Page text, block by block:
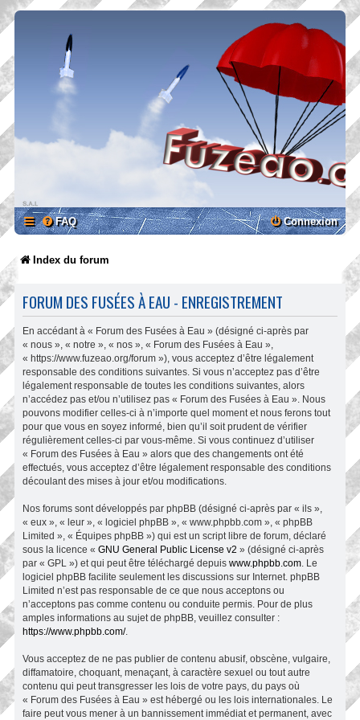
FAQ Connexion
Index du forum
FORUM DES FUSÉES À EAU - ENREGISTREMENT
En accédant à « Forum des Fusées à Eau » (désigné ci-après par
« nous », « notre », « nos », « Forum des Fusées à Eau »,
« https://www.fuzeao.org/forum »), vous acceptez d’être légalement
responsable des conditions suivantes. Si vous n’acceptez pas d’être
légalement responsable de toutes les conditions suivantes, alors
n’accédez pas et/ou n’utilisez pas « Forum des Fusées à Eau ». Nous
pouvons modifier celles-ci à n’importe quel moment et nous ferons tout
pour que vous en soyez informé, bien qu’il soit prudent de vérifier
régulièrement celles-ci par vous-même. Si vous continuez d’utiliser
« Forum des Fusées à Eau » alors que des changements ont été
effectués, vous acceptez d’être légalement responsable des conditions
découlant des mises à jour et/ou modifications.
Nos forums sont développés par phpBB (désigné ci-après par « ils »,
« eux », « leur », « logiciel phpBB », « www.phpbb.com », « phpBB
Limited », « Équipes phpBB ») qui est un script libre de forum, déclaré
sous la licence « GNU General Public License v2 » (désigné ci-après
par « GPL ») et qui peut être téléchargé depuis www.phpbb.com . Le
logiciel phpBB facilite seulement les discussions sur Internet. phpBB
Limited n’est pas responsable de ce que nous acceptons ou
n’acceptons pas comme contenu ou conduite permis. Pour de plus
amples informations au sujet de phpBB, veuillez consulter :
https://www.phpbb.com/.
Vous acceptez de ne pas publier de contenu abusif, obscène, vulgaire,
diffamatoire, choquant, menaçant, à caractère sexuel ou tout autre
contenu qui peut transgresser les lois de votre pays, du pays où
« Forum des Fusées à Eau » est hébergé ou les lois internationales. Le
faire peut vous mener à un bannissement immédiat et permanent, avec